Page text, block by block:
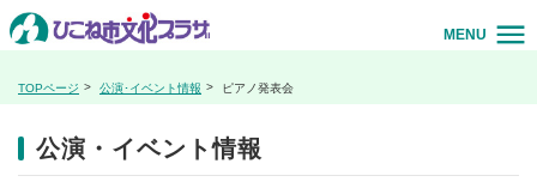
MENU
TOPページ 公演･イベント情報 ピアノ発表会
公演・イベント情報